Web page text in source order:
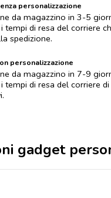
personalizzazione
da magazzino in 3-5
tempi di resa del corriere
spedizione.
personalizzazione
da magazzino in 7-9
tempi di resa del corriere
gadget